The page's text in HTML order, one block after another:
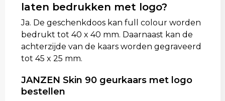
laten bedrukken met logo?
Ja. De geschenkdoos kan full colour worden
bedrukt tot 40 x 40 mm. Daarnaast kan de
achterzijde van de kaars worden gegraveerd
tot 45 x 25 mm.
JANZEN Skin 90 geurkaars met logo
bestellen